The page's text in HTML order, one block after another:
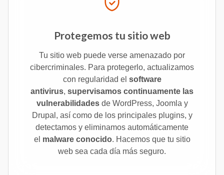
Protegemos tu sitio web
Tu sitio web puede verse amenazado por
cibercriminales. Para protegerlo, actualizamos
con regularidad el software
antivirus, supervisamos continuamente las
vulnerabilidadesde WordPress, Joomla y
Drupal, así como de los principales plugins, y
detectamos y eliminamos automáticamente
el malware conocido. Hacemos que tu sitio
web sea cada día más seguro.